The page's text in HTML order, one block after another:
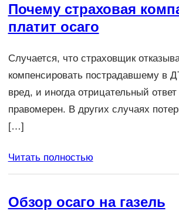
Почему страховая
платит осаго
Случается, что страховщик
компенсировать пострадавшему в
вред, и иногда отрицательный
правомерен. В других случаях
[…]
Читать полностью
Обзор осаго на газель